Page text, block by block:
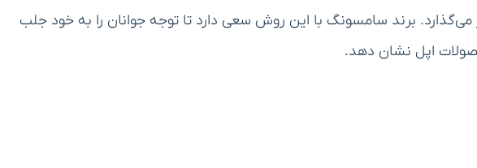
می‌گذارد. برند سامسونگ با این روش سعی دارد تا توجه جوانان را به خود جلب
اپل نشان دهد.